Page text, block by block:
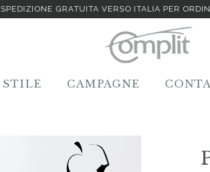
SPEDIZIONE GRATUITA VERSO ITALIA PER
STILE CAMPAGNE